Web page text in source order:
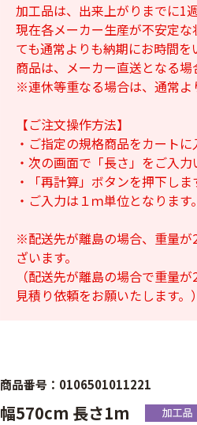
加工品は、出来上がりまでに1
現在各メーカー生産が不安定
ても通常よりも納期にお時間を
商品は、メーカー直送となる場
※連休等重なる場合は、通常よ
【ご注文操作方法】
・ご指定の規格商品をカートに
・次の画面で「長さ」をご入力
・「再計算」ボタンを押下しま
・ご入力は１ｍ単位となります。
※配送先が離島の場合、重量
ざいます。
（配送先が離島の場合で重量
見積り依頼をお願いたします。）
商品番号：0106501011221
幅570cm 長さ1m